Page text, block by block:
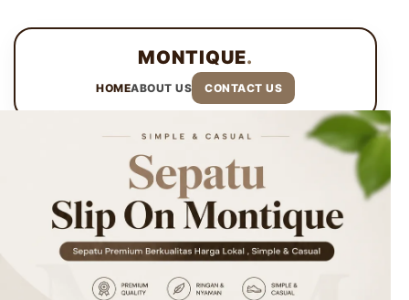
MONTIQUE.
HOMEABOUT US CONTACT US